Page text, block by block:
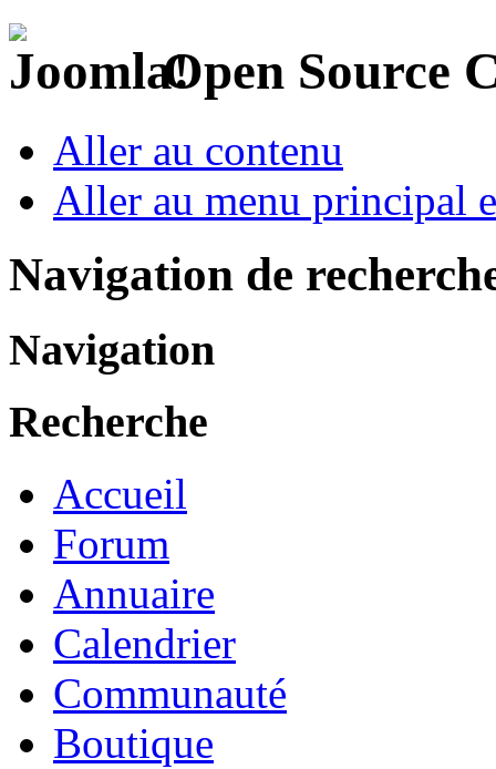
Open Source
Aller au contenu
Aller au menu principal
Navigation de
Navigation
Recherche
Accueil
Forum
Annuaire
Calendrier
Communauté
Boutique